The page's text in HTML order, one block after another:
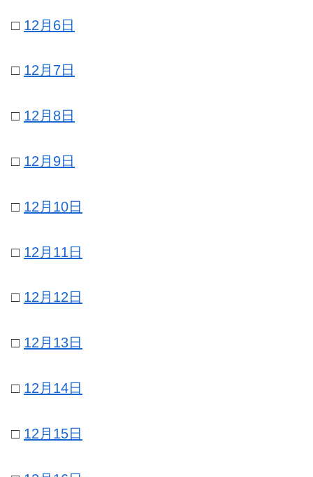
□ 12月6日
□ 12月7日
□ 12月8日
□ 12月9日
□ 12月10日
□ 12月11日
□ 12月12日
□ 12月13日
□ 12月14日
□ 12月15日